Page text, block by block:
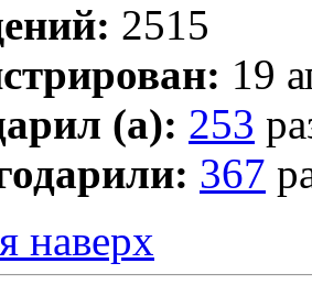
2515
19
(а): 253
367
наверх